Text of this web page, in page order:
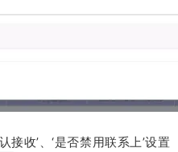
接收’、‘是否禁用联系上’设置